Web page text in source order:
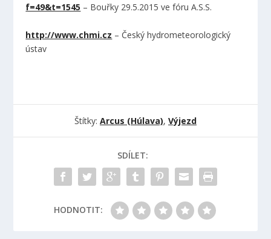
f=49&t=1545 – Bouřky 29.5.2015 ve fóru A.S.S.
http://www.chmi.cz – Český hydrometeorologický
ústav
Štítky: Arcus (Húlava), Výjezd
SDÍLET:
HODNOTIT: